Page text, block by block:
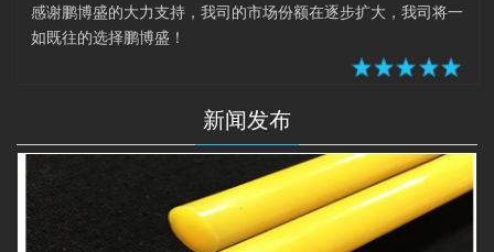
感谢鹏博盛的大力支持，我司的市场份额在逐步扩大，我司将一
如既往的选择鹏博盛！
新闻发布